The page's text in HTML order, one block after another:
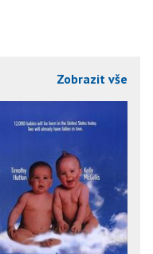
Zobrazit vše